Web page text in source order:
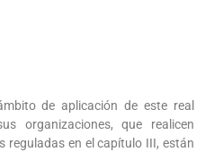
de aplicación de este real
organizaciones, que realicen
reguladas en el capítulo III, están